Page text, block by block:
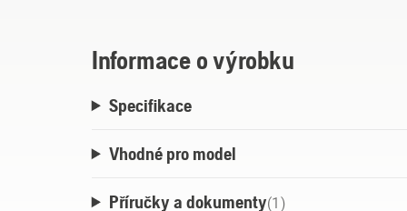
trávník je součástí naší široké řady
Informace o výrobku
Specifikace
Vhodné pro model
Příručky a dokumenty(1 )